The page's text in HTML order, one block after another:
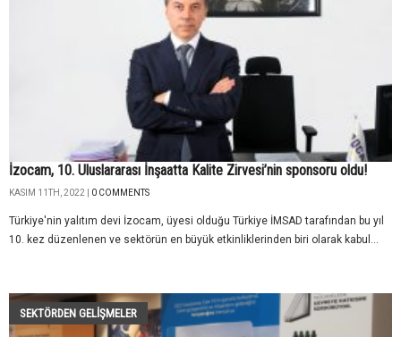
İzocam, 10. Uluslararası İnşaatta Kalite Zirvesi’nin sponsoru oldu!
KASIM 11TH, 2022 | 0 COMMENTS
Türkiye'nin yalıtım devi İzocam, üyesi olduğu Türkiye İMSAD tarafından bu yıl
10. kez düzenlenen ve sektörün en büyük etkinliklerinden biri olarak kabul...
SEKTÖRDEN GELIŞMELER